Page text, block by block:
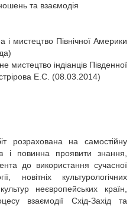
та взаємодія
і мистецтво Північної Америки
мистецтво індіанців Південної
Е.С. (08.03.2014)
розрахована на самостійну
і повинна проявити знання,
до використання сучасної
новітніх культурологічних
неєвропейських країн,
взаємодії Схід-Захід та